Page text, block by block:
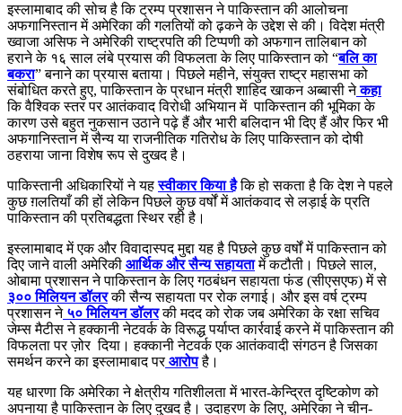
इस्लामाबाद की सोच है कि ट्रम्प प्रशासन ने पाकिस्तान की आलोचना
अफगानिस्तान में अमेरिका की गलतियों को ढ़कने के उद्देश से की। विदेश मंत्री
ख्वाजा असिफ ने अमेरिकी राष्ट्रपति की टिप्पणी को अफगान तालिबान को
हराने के १६ साल लंबे प्रयास की विफलता के लिए पाकिस्तान को “बलि का
बकरा” बनाने का प्रयास बताया। पिछले महीने, संयुक्त राष्ट्र महासभा को
संबोधित करते हुए, पाकिस्तान के प्रधान मंत्री शाहिद खाकन अब्बासी ने कहा
कि वैश्विक स्तर पर आतंकवाद विरोधी अभियान में पाकिस्तान की भूमिका के
कारण उसे बहुत नुकसान उठाने पढ़े हैं और भारी बलिदान भी दिए हैं और फिर भी
अफगानिस्तान में सैन्य या राजनीतिक गतिरोध के लिए पाकिस्तान को दोषी
ठहराया जाना विशेष रूप से दुखद है।
पाकिस्तानी अधिकारियों ने यहस्वीकार किया हैकि हो सकता है कि देश ने पहले
कुछ ग़लतियाँ की हों लेकिन पिछले कुछ वर्षों में आतंकवाद से लड़ाई के प्रति
पाकिस्तान की प्रतिबद्धता स्थिर रही है।
इस्लामाबाद में एक और विवादास्पद मुद्दा यह है पिछले कुछ वर्षों में पाकिस्तान को
दिए जाने वाली अमेरिकी आर्थिक और सैन्य सहायतामें कटौती। पिछले साल,
ओबामा प्रशासन ने पाकिस्तान के लिए गठबंधन सहायता फंड (सीएसएफ) में से
३०० मिलियन डॉलरकी सैन्य सहायता पर रोक लगाई। और इस वर्ष ट्रम्प
प्रशासन ने ५० मिलियन डॉलरकी मदद को रोक जब अमेरिका के रक्षा सचिव
जेम्स मैटीस ने हक्कानी नेटवर्क के विरूद्ध पर्याप्त कार्रवाई करने में पाकिस्तान की
विफलता पर ज़ोर दिया। हक्कानी नेटवर्क एक आतंकवादी संगठन है जिसका
समर्थन करने का इस्लामाबाद पर आरोपहै।
यह धारणा कि अमेरिका ने क्षेत्रीय गतिशीलता में भारत-केन्द्रित दृष्टिकोण को
अपनाया है पाकिस्तान के लिए दुखद है। उदाहरण के लिए, अमेरिका ने चीन-